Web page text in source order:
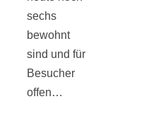
sechs
bewohnt
sind und für
Besucher
offen…